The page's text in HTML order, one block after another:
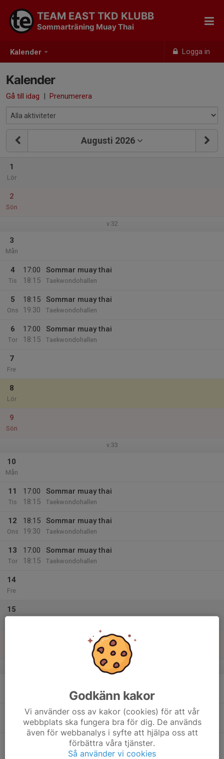
Kalender Logga in
TEAM EAST TKD KLUBB
Sommarträning Muay Thai
Kalender
Gå till idag | Prenumerera
Augusti 2026
1
Lör
2
Sön
v.32
3
Mån
4
Tis
17:00
18:15
Sommar muay thai
Taekwondohallen
5
Ons
18:15
19:30
Sommar muay thai
Taekwondohallen
6
Tor
17:00
18:15
Sommar muay thai
Taekwondohallen
7
Fre
8
Lör
9
Sön
v.33
10
Mån
11
Tis
17:00
18:15
Sommar muay thai
Taekwondohallen
12
Ons
18:15
19:30
Sommar muay thai
Taekwondohallen
13
Tor
17:00
18:15
Sommar muay thai
Taekwondohallen
14
Fre
15
v.34
Godkänn kakor
Vi använder oss av kakor (cookies) för att vår
webbplats ska fungera bra för dig. De används
även för webbanalys i syfte att hjälpa oss att
förbättra våra tjänster.
Så använder vi cookies